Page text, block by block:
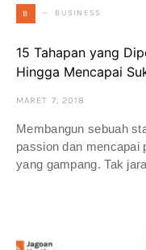
B BUSINESS
15 Tahapan yang
Hingga Mencapai
MARET 7, 2018
Membangun sebuah
passion dan mencapai
yang gampang. Tak